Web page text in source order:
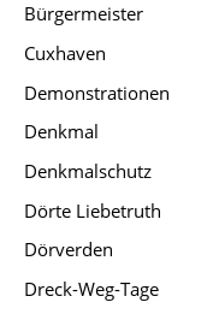
Bürgermeister
Cuxhaven
Demonstrationen
Denkmal
Denkmalschutz
Dörte Liebetruth
Dörverden
Dreck-Weg-Tage